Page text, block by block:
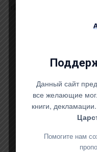
Reply to
0
Данный сайт
все желающие
книги,
Помогите нам